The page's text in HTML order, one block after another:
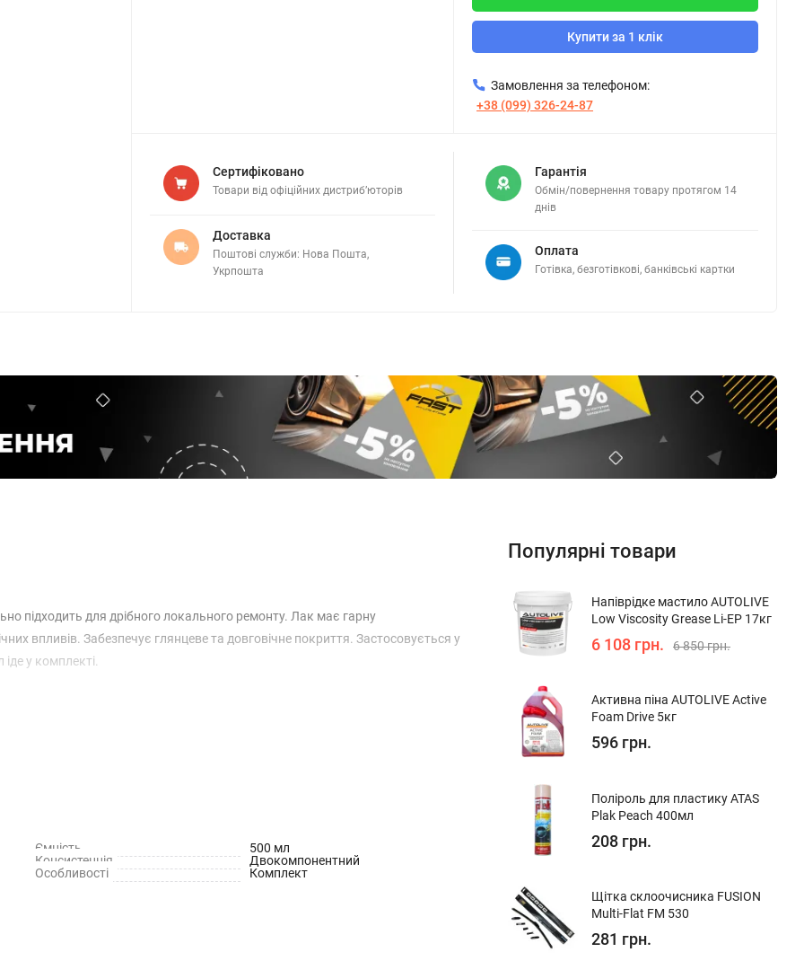
Купити за 1 клік
Замовлення за телефоном:
+38 (099) 326-24-87
Сертифіковано
Товари від офіційних дистриб’юторів
Доставка
Поштові служби: Нова Пошта,
Укрпошта
Гарантія
Обмін/повернення товару протягом 14
днів
Оплата
Готівка, безготівкові, банківські картки
підходить для дрібного локального ремонту. Лак має гарну
впливів. Забезпечує глянцеве та довговічне покриття. Застосовується у
у комплекті.
Ємність
500 мл
Консистенція
Двокомпонентний
Особливості
Комплект
Популярні товари
Напіврідке мастило AUTOLIVE
Low Viscosity Grease Li-EP 17кг
6 108 грн. 6 850 грн.
Активна піна AUTOLIVE Active
Foam Drive 5кг
596 грн.
Поліроль для пластику ATAS
Plak Peach 400мл
208 грн.
Щітка склоочисника FUSION
Multi-Flat FM 530
281 грн.